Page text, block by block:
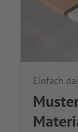
Einfach